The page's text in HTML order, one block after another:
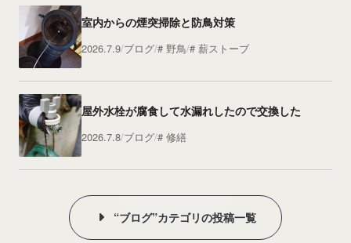
室内からの煙突掃除と防鳥対策
2026.7.9 ブログ 野鳥 薪ストーブ
屋外水栓が腐食して水漏れしたので交換した
2026.7.8 ブログ 修繕
“ブログ”カテゴリの投稿一覧